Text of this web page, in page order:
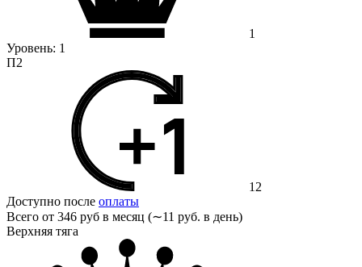
1
Уровень: 1
П2
12
Доступно после оплаты
Всего от 346 руб в месяц (∼11 руб. в день)
Верхняя тяга